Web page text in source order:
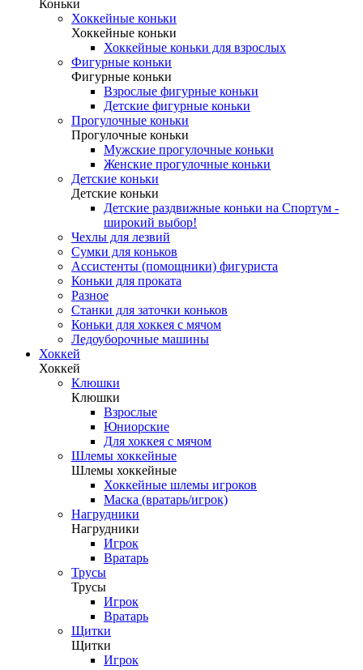
Коньки
Хоккейные коньки
Хоккейные коньки
Хоккейные коньки для взрослых
Фигурные коньки
Фигурные коньки
Взрослые фигурные коньки
Детские фигурные коньки
Прогулочные коньки
Прогулочные коньки
Мужские прогулочные коньки
Женские прогулочные коньки
Детские коньки
Детские коньки
Детские раздвижные коньки на Спортум -
широкий выбор!
Чехлы для лезвий
Сумки для коньков
Ассистенты (помощники) фигуриста
Коньки для проката
Разное
Станки для заточки коньков
Коньки для хоккея с мячом
Ледоуборочные машины
Хоккей
Хоккей
Клюшки
Клюшки
Взрослые
Юниорские
Для хоккея с мячом
Шлемы хоккейные
Шлемы хоккейные
Хоккейные шлемы игроков
Маска (вратарь/игрок)
Нагрудники
Нагрудники
Игрок
Вратарь
Трусы
Трусы
Игрок
Вратарь
Щитки
Щитки
Игрок